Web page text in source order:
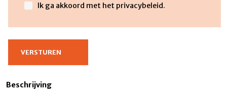
Ik ga akkoord met het privacybeleid.
Beschrijving